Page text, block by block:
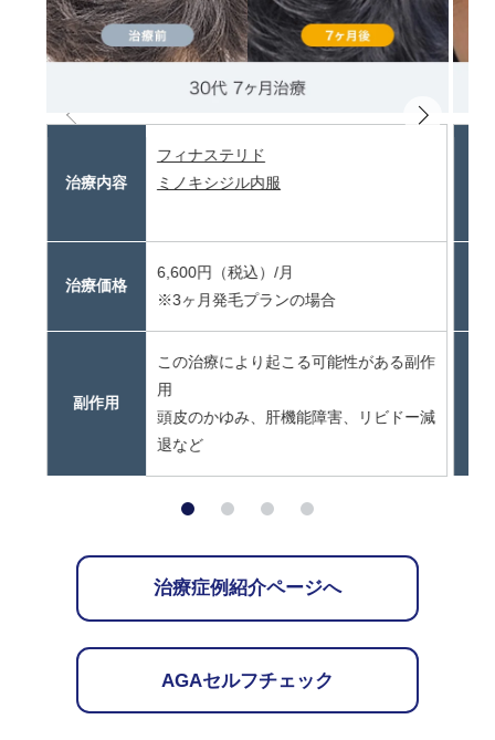
治療内容
フィナステリド
ミノキシジル内服
治療価格
6,600円（税込）/月
※3ヶ月発毛プランの場合
副作用
この治療により起こる可能性がある副作
用
頭皮のかゆみ、肝機能障害、リビドー減
退など
治療症例紹介ページへ
AGAセルフチェック